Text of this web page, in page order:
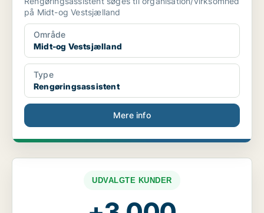
på Midt-og Vestsjælland
Område
Midt-og Vestsjælland
Type
Rengøringsassistent
Mere info
UDVALGTE KUNDER